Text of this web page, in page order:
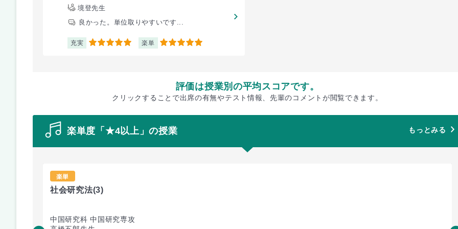
境登先生
良かった。単位取りやすいです...
充実 5 楽単 5
評価は授業別の平均スコアです。
クリックすることで出席の有無やテスト情報、先輩のコメントが閲覧できます。
楽単度「★4以上」の授業 もっとみる
楽単
社会研究法(3)
中国研究科 中国研究専攻